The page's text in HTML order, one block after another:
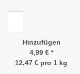
Hinzufügen
4,99 € *
12,47 € pro 1 kg